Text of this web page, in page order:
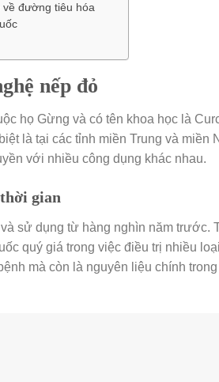
đường tiêu hóa
nếp đỏ
họ Gừng và có tên khoa học là
là tại các tỉnh miền Trung và miền
với nhiều công dụng khác nhau.
gian
sử dụng từ hàng nghìn năm trước.
quý giá trong việc điều trị nhiều
mà còn là nguyên liệu chính